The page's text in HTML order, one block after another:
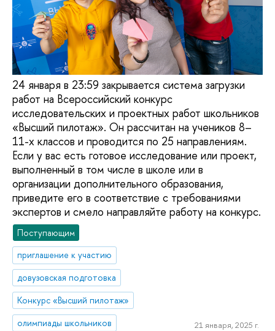
24 января в 23:59 закрывается система загрузки
работ на Всероссийский конкурс
исследовательских и проектных работ школьников
«Высший пилотаж». Он рассчитан на учеников 8–
11-х классов и проводится по 25 направлениям.
Если у вас есть готовое исследование или проект,
выполненный в том числе в школе или в
организации дополнительного образования,
приведите его в соответствие с требованиями
экспертов и смело направляйте работу на конкурс.
Поступающим
приглашение к участию
довузовская подготовка
Конкурс «Высший пилотаж»
олимпиады школьников
21 января, 2025 г.